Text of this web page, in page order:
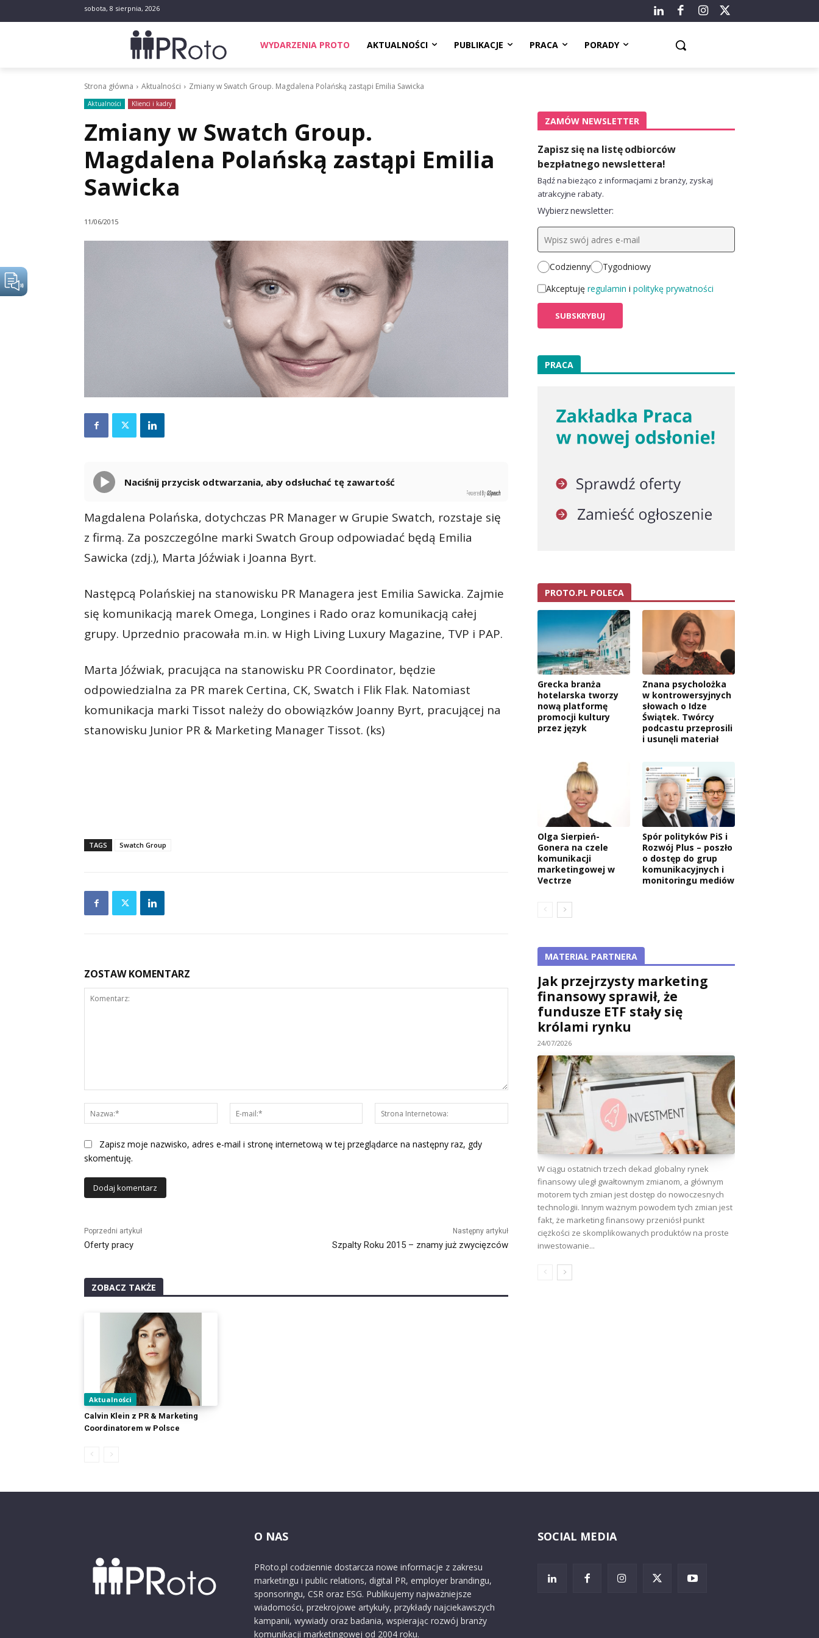
sobota, 8 sierpnia, 2026
WYDARZENIA PROTO AKTUALNOŚCI PUBLIKACJE PRACA PORADY
Strona główna Aktualności Zmiany w Swatch Group. Magdalena Polańską zastąpi Emilia Sawicka
Aktualności Klienci i kadry
Zmiany w Swatch Group.
Magdalena Polańską zastąpi Emilia
Sawicka
11/06/2015
Naciśnij przycisk odtwarzania, aby odsłuchać tę zawartość
Powered By GSpeech
Magdalena Polańska, dotychczas PR Manager w Grupie Swatch, rozstaje się
z firmą. Za poszczególne marki Swatch Group odpowiadać będą Emilia
Sawicka (zdj.), Marta Jóźwiak i Joanna Byrt.
Następcą Polańskiej na stanowisku PR Managera jest Emilia Sawicka. Zajmie
się komunikacją marek Omega, Longines i Rado oraz komunikacją całej
grupy. Uprzednio pracowała m.in. w High Living Luxury Magazine, TVP i PAP.
Marta Jóźwiak, pracująca na stanowisku PR Coordinator, będzie
odpowiedzialna za PR marek Certina, CK, Swatch i Flik Flak. Natomiast
komunikacja marki Tissot należy do obowiązków Joanny Byrt, pracującej na
stanowisku Junior PR & Marketing Manager Tissot. (ks)
TAGS Swatch Group
ZOSTAW KOMENTARZ
Nazwa:*
mail:*
Internetowa:
Zapisz moje nazwisko, adres e-mail i stronę internetową w tej przeglądarce na następny raz, gdy
skomentuję.
Poprzedni artykuł
Oferty pracy
Następny artykuł
Szpalty Roku 2015 – znamy już zwycięzców
ZOBACZ TAKŻE
Aktualności
Calvin Klein z PR & Marketing
Coordinatorem w Polsce
ZAMÓW NEWSLETTER
Zapisz się na listę odbiorców
bezpłatnego newslettera!
Bądź na bieżąco z informacjami z branży, zyskaj
atrakcyjne rabaty.
Wybierz newsletter:
Codzienny
Tygodniowy
Akceptuję regulamin i politykę prywatności
PRACA
PROTO.PL POLECA
Grecka branża
hotelarska tworzy
nową platformę
promocji kultury
przez język
Znana psycholożka
w kontrowersyjnych
słowach o Idze
Świątek. Twórcy
podcastu przeprosili
i usunęli materiał
Olga Sierpień-
Gonera na czele
komunikacji
marketingowej w
Vectrze
Spór polityków PiS i
Rozwój Plus – poszło
o dostęp do grup
komunikacyjnych i
monitoringu mediów
MATERIAŁ PARTNERA
Jak przejrzysty marketing
finansowy sprawił, że
fundusze ETF stały się
królami rynku
24/07/2026
W ciągu ostatnich trzech dekad globalny rynek
finansowy uległ gwałtownym zmianom, a głównym
motorem tych zmian jest dostęp do nowoczesnych
technologii. Innym ważnym powodem tych zmian jest
fakt, że marketing finansowy przeniósł punkt
ciężkości ze skomplikowanych produktów na proste
inwestowanie...
O NAS
PRoto.pl codziennie dostarcza nowe informacje z zakresu
marketingu i public relations, digital PR, employer brandingu,
sponsoringu, CSR oraz ESG. Publikujemy najważniejsze
wiadomości, przekrojowe artykuły, przykłady najciekawszych
kampanii, wywiady oraz badania, wspierając rozwój branży
komunikacji marketingowej od 2004 roku.
SOCIAL MEDIA